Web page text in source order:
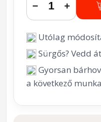
− +
Utólag
Sürgős? Vedd
Gyorsan
a következő